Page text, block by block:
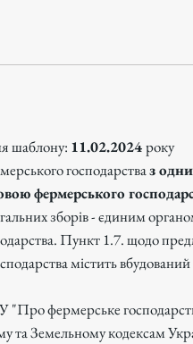
шаблону: 11.02.2024року
господарстваз
фермерського
зборів - єдиним
Пункт 1.7. щодо
містить
"Про фермерське
та Земельному кодексам